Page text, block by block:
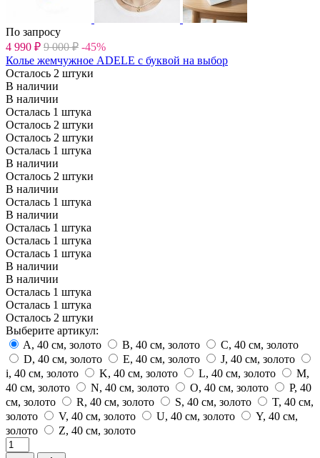
По запросу
4 990 ₽ 9 000 ₽ -45%
Колье жемчужное ADELE с буквой на выбор
Осталось 2 штуки
В наличии
В наличии
Осталась 1 штука
Осталось 2 штуки
Осталось 2 штуки
Осталась 1 штука
В наличии
Осталось 2 штуки
В наличии
Осталась 1 штука
В наличии
Осталась 1 штука
Осталась 1 штука
Осталась 1 штука
В наличии
В наличии
Осталась 1 штука
Осталась 1 штука
Осталось 2 штуки
Выберите артикул:
A, 40 см, золото
B, 40 см, золото
C, 40 см, золото
D, 40 см, золото
E, 40 см, золото
J, 40 см, золото
i, 40 см, золото
K, 40 см, золото L, 40 см, золото
M,
40 см, золото
N, 40 см, золото O, 40 см, золото
P, 40
см, золото
R, 40 см, золото S, 40 см, золото
T, 40 см,
золото
V, 40 см, золото U, 40 см, золото
Y, 40 см,
золото
Z, 40 см, золото